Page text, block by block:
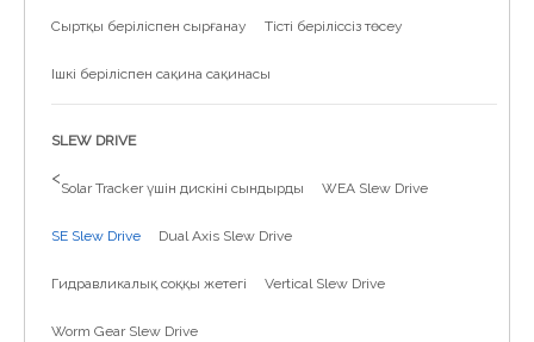
Сыртқы беріліспен сырғанау Тісті беріліссіз төсеу
Ішкі беріліспен сақина сақинасы
SLEW DRIVE
>
Solar Tracker үшін дискіні сындырды WEA Slew Drive
SE Slew Drive Dual Axis Slew Drive
Гидравликалық соққы жетегі Vertical Slew Drive
Worm Gear Slew Drive